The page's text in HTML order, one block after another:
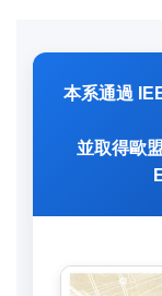
本系通過
並取得歐